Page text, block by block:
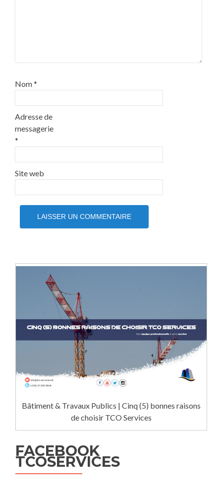
Nom*
Adresse de
messagerie
*
Site web
Bâtiment & Travaux Publics | Cinq (5) bonnes raisons
de choisir TCO Services
FACEBOOK
TCOSERVICES